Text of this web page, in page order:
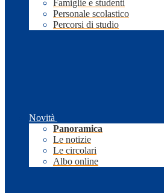
Famiglie e studenti
Personale scolastico
Percorsi di studio
Novità
Panoramica
Le notizie
Le circolari
Albo online